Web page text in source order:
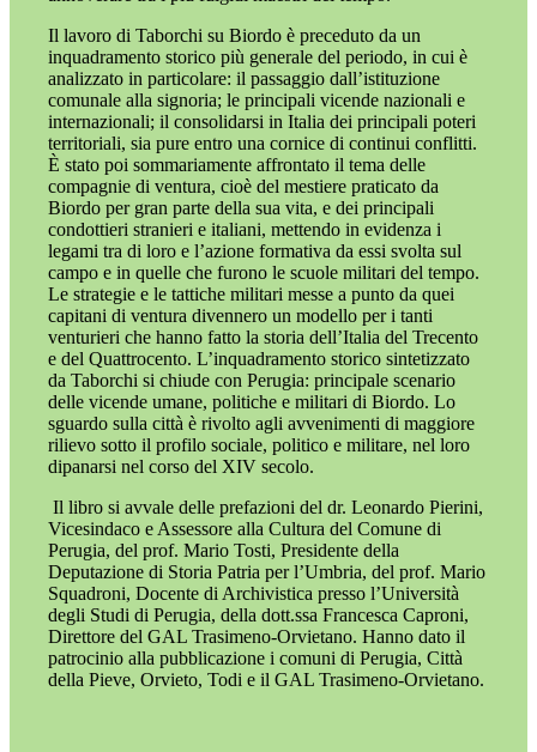
Il lavoro di Taborchi su Biordo è preceduto da un
inquadramento storico più generale del periodo, in cui è
analizzato in particolare: il passaggio dall’istituzione
comunale alla signoria; le principali vicende nazionali e
internazionali; il consolidarsi in Italia dei principali poteri
territoriali, sia pure entro una cornice di continui conflitti.
È stato poi sommariamente affrontato il tema delle
compagnie di ventura, cioè del mestiere praticato da
Biordo per gran parte della sua vita, e dei principali
condottieri stranieri e italiani, mettendo in evidenza i
legami tra di loro e l’azione formativa da essi svolta sul
campo e in quelle che furono le scuole militari del tempo.
Le strategie e le tattiche militari messe a punto da quei
capitani di ventura divennero un modello per i tanti
venturieri che hanno fatto la storia dell’Italia del Trecento
e del Quattrocento. L’inquadramento storico sintetizzato
da Taborchi si chiude con Perugia: principale scenario
delle vicende umane, politiche e militari di Biordo. Lo
sguardo sulla città è rivolto agli avvenimenti di maggiore
rilievo sotto il profilo sociale, politico e militare, nel loro
dipanarsi nel corso del XIV secolo.
Il libro si avvale delle prefazioni del dr. Leonardo Pierini,
Vicesindaco e Assessore alla Cultura del Comune di
Perugia, del prof. Mario Tosti, Presidente della
Deputazione di Storia Patria per l’Umbria, del prof. Mario
Squadroni, Docente di Archivistica presso l’Università
degli Studi di Perugia, della dott.ssa Francesca Caproni,
Direttore del GAL Trasimeno-Orvietano. Hanno dato il
patrocinio alla pubblicazione i comuni di Perugia, Città
della Pieve, Orvieto, Todi e il GAL Trasimeno-Orvietano.